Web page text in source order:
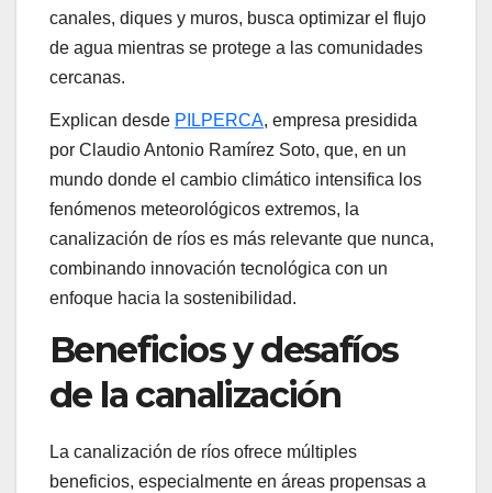
canales, diques y muros, busca optimizar el flujo
de agua mientras se protege a las comunidades
cercanas.
Explican desde PILPERCA, empresa presidida
por Claudio Antonio Ramírez Soto, que, en un
mundo donde el cambio climático intensifica los
fenómenos meteorológicos extremos, la
canalización de ríos es más relevante que nunca,
combinando innovación tecnológica con un
enfoque hacia la sostenibilidad.
Beneficios y desafíos
de la canalización
La canalización de ríos ofrece múltiples
beneficios, especialmente en áreas propensas a